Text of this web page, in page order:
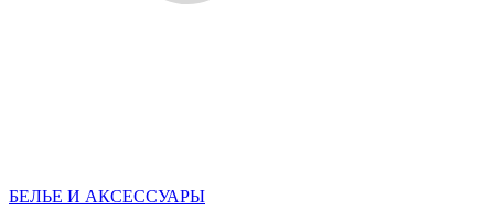
БЕЛЬЕ И АКСЕССУАРЫ